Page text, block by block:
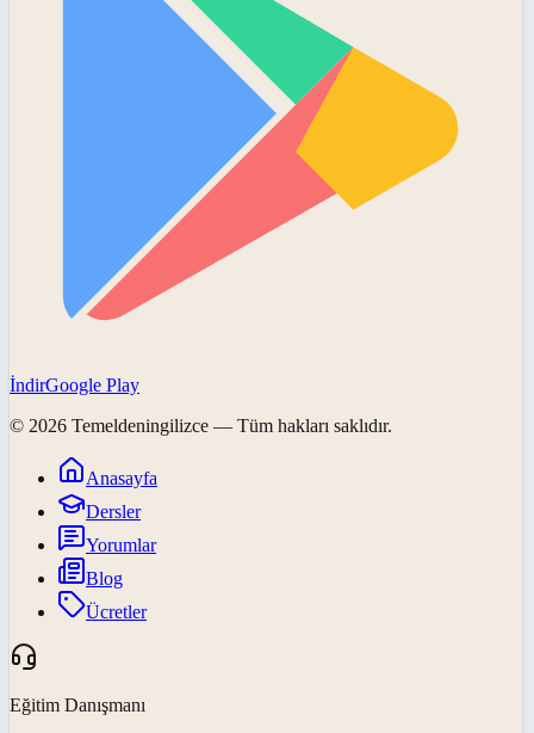
İndirGoogle Play
© 2026 Temeldeningilizce — Tüm hakları saklıdır.
Anasayfa
Dersler
Yorumlar
Blog
Ücretler
Eğitim Danışmanı